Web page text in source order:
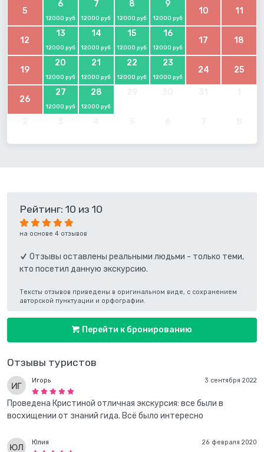
5
6
12000 руб
7
12000 руб
8
12000 руб
9
12000 руб
10 11
12
13
12000 руб
14
12000 руб
15
12000 руб
16
12000 руб
17 18
19
20
12000 руб
21
12000 руб
22
12000 руб
23
12000 руб
24 25
26
27
12000 руб
28
12000 руб
Отзывы туристов
3 сентября 2022
Игорь
Проведена Кристиной отличная экскурсия: все были в
восхищении от знаний гида. Всё было интересно
26 февраля 2020
Юлия
Рейтинг: 10 из 10
на основе 4 отзывов
Отзывы оставлены реальными людьми - только теми,
кто посетил данную экскурсию.
Тексты отзывов приведены в оригинальном виде, с сохранением
авторской пунктуации и орфографии.
Перейти к бронированию